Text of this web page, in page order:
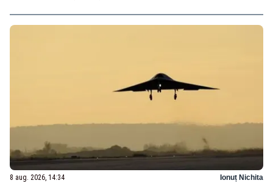
8 aug. 2026, 14:34 Ionuț Nichita